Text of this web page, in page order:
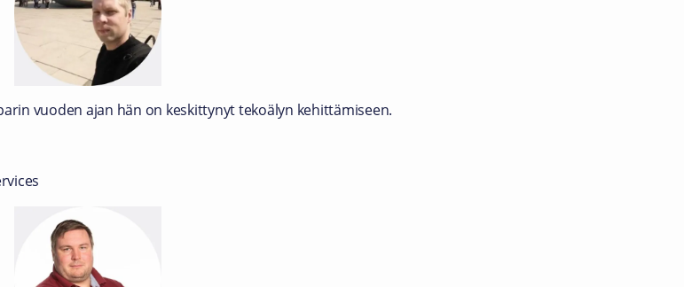
vuoden ajan hän on keskittynyt tekoälyn kehittämiseen.